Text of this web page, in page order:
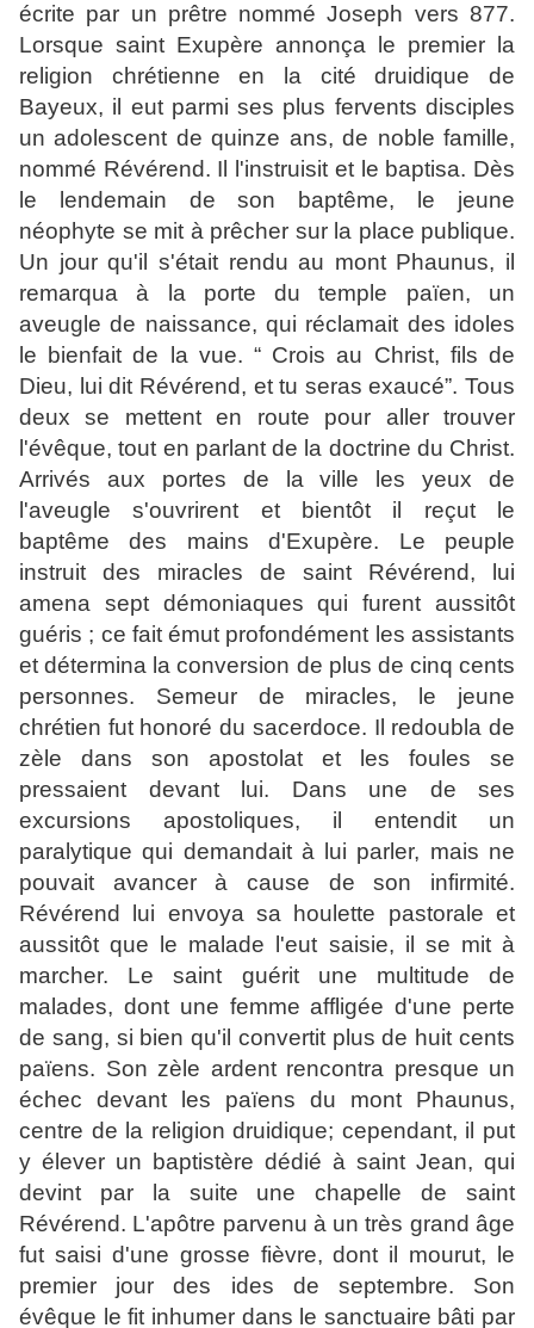
écrite par un prêtre nommé Joseph vers 877.
Lorsque saint Exupère annonça le premier la
religion chrétienne en la cité druidique de
Bayeux, il eut parmi ses plus fervents disciples
un adolescent de quinze ans, de noble famille,
nommé Révérend. Il l'instruisit et le baptisa. Dès
le lendemain de son baptême, le jeune
néophyte se mit à prêcher sur la place publique.
Un jour qu'il s'était rendu au mont Phaunus, il
remarqua à la porte du temple païen, un
aveugle de naissance, qui réclamait des idoles
le bienfait de la vue. “ Crois au Christ, fils de
Dieu, lui dit Révérend, et tu seras exaucé”. Tous
deux se mettent en route pour aller trouver
l'évêque, tout en parlant de la doctrine du Christ.
Arrivés aux portes de la ville les yeux de
l'aveugle s'ouvrirent et bientôt il reçut le
baptême des mains d'Exupère. Le peuple
instruit des miracles de saint Révérend, lui
amena sept démoniaques qui furent aussitôt
guéris ; ce fait émut profondément les assistants
et détermina la conversion de plus de cinq cents
personnes. Semeur de miracles, le jeune
chrétien fut honoré du sacerdoce. Il redoubla de
zèle dans son apostolat et les foules se
pressaient devant lui. Dans une de ses
excursions apostoliques, il entendit un
paralytique qui demandait à lui parler, mais ne
pouvait avancer à cause de son infirmité.
Révérend lui envoya sa houlette pastorale et
aussitôt que le malade l'eut saisie, il se mit à
marcher. Le saint guérit une multitude de
malades, dont une femme affligée d'une perte
de sang, si bien qu'il convertit plus de huit cents
païens. Son zèle ardent rencontra presque un
échec devant les païens du mont Phaunus,
centre de la religion druidique; cependant, il put
y élever un baptistère dédié à saint Jean, qui
devint par la suite une chapelle de saint
Révérend. L'apôtre parvenu à un très grand âge
fut saisi d'une grosse fièvre, dont il mourut, le
premier jour des ides de septembre. Son
évêque le fit inhumer dans le sanctuaire bâti par